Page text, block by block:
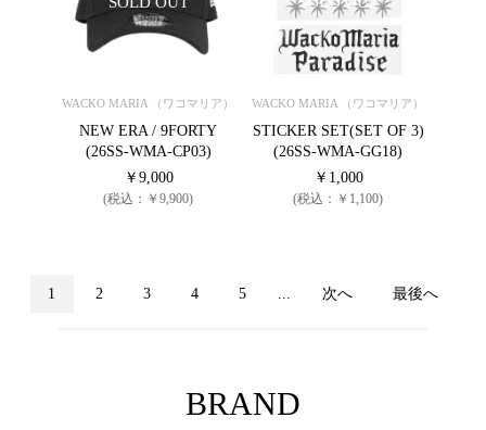
WACKO MARIA （ワコマリア）
NEW ERA / 9FORTY
(26SS-WMA-CP03)
￥9,000
(税込：￥9,900)
WACKO MARIA （ワコマリア）
STICKER SET(SET OF 3)
(26SS-WMA-GG18)
￥1,000
(税込：￥1,100)
1 2 3 4 5 ... 次へ 最後へ
BRAND